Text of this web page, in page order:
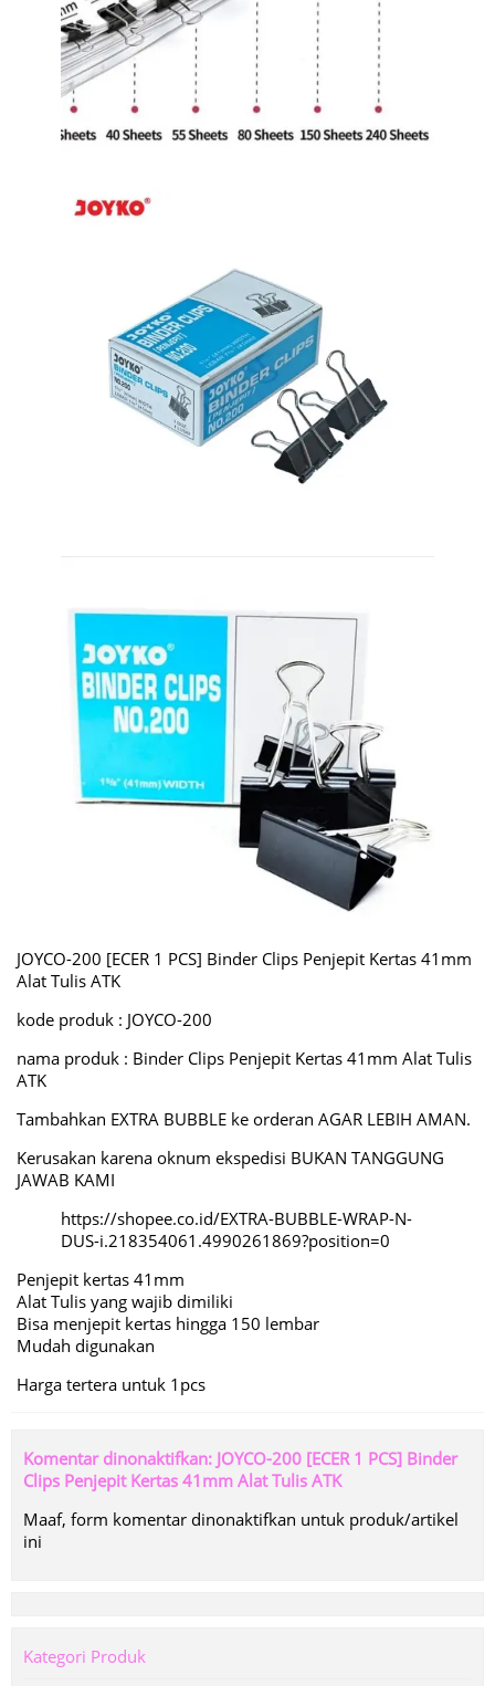
JOYCO-200 [ECER 1 PCS] Binder Clips Penjepit Kertas 41mm
Alat Tulis ATK
kode produk : JOYCO-200
nama produk : Binder Clips Penjepit Kertas 41mm Alat Tulis
ATK
Tambahkan EXTRA BUBBLE ke orderan AGAR LEBIH AMAN.
Kerusakan karena oknum ekspedisi BUKAN TANGGUNG
JAWAB KAMI
https://shopee.co.id/EXTRA-BUBBLE-WRAP-N-
DUS-i.218354061.4990261869?position=0
Penjepit kertas 41mm
Alat Tulis yang wajib dimiliki
Bisa menjepit kertas hingga 150 lembar
Mudah digunakan
Harga tertera untuk 1pcs
Komentar dinonaktifkan: JOYCO-200 [ECER 1 PCS] Binder
Clips Penjepit Kertas 41mm Alat Tulis ATK
Maaf, form komentar dinonaktifkan untuk produk/artikel
ini
Kategori Produk